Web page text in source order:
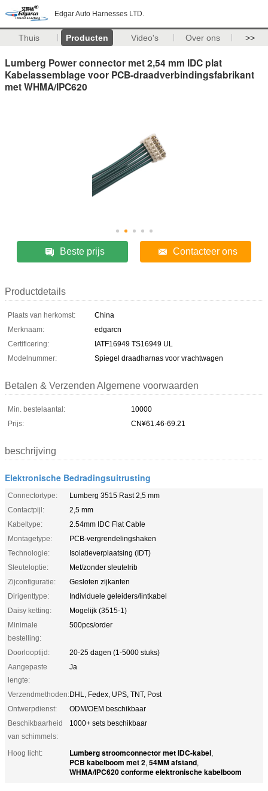
Edgar Auto Harnesses LTD.
Thuis Producten Video's Over ons >>
Lumberg Power connector met 2,54 mm IDC plat
Kabelassemblage voor PCB-draadverbindingsfabrikant
met WHMA/IPC620
Beste prijs Contacteer ons
Productdetails
Plaats van herkomst:
China
Merknaam:
edgarcn
Certificering:
IATF16949 TS16949 UL
Modelnummer:
Spiegel draadharnas voor vrachtwagen
Betalen & Verzenden Algemene voorwaarden
Min. bestelaantal:
10000
Prijs:
CN¥61.46-69.21
beschrijving
Elektronische Bedradingsuitrusting
Connectortype:
Lumberg 3515 Rast 2,5 mm
Contactpijl:
2,5 mm
Kabeltype:
2.54mm IDC Flat Cable
Montagetype:
PCB-vergrendelingshaken
Technologie:
Isolatieverplaatsing (IDT)
Sleuteloptie:
Met/zonder sleutelrib
Zijconfiguratie:
Gesloten zijkanten
Dirigenttype:
Individuele geleiders/lintkabel
Daisy ketting:
Mogelijk (3515-1)
Minimale
bestelling:
500pcs/order
Doorlooptijd:
20-25 dagen (1-5000 stuks)
Aangepaste
lengte:
Ja
Verzendmethoden:DHL, Fedex, UPS, TNT, Post
Ontwerpdienst:
ODM/OEM beschikbaar
Beschikbaarheid
van schimmels:
1000+ sets beschikbaar
Hoog licht: Lumberg stroomconnector met IDC-kabel,
PCB kabelboom met 2, 54MM afstand,
WHMA/IPC620 conforme elektronische kabelboom